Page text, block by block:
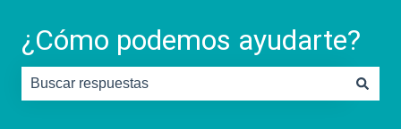
¿Cómo podemos ayudarte?